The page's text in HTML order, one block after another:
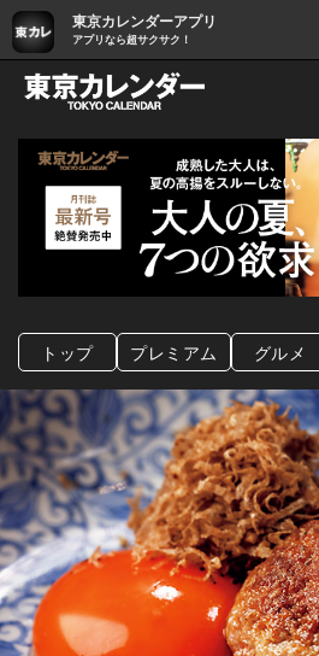
東京カレンダーアプリ
アプリなら超サクサク！
グルメ情報
トップ プレミアム グルメ